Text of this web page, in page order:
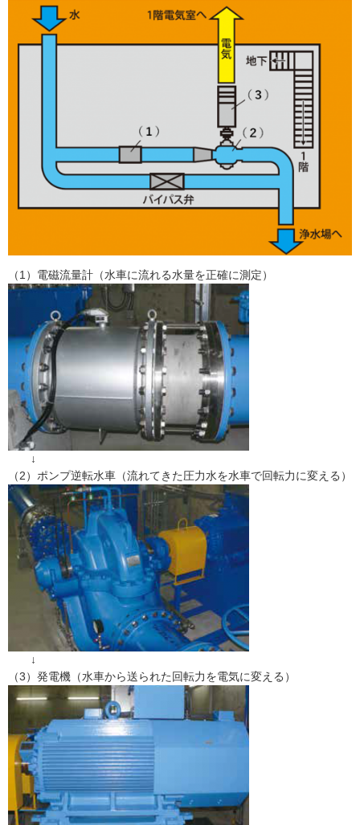
（1）電磁流量計（水車に流れる水量を正確に測定）​
↓
（2）ポンプ逆転水車（流れてきた圧力水を水車で回転力に変える）
↓
（3）発電機（水車から送られた回転力を電気に変える）